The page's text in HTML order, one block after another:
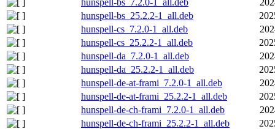
hunspell-bs_25.2.2-1_all.deb
hunspell-cs_7.2.0-1_all.deb
hunspell-cs_25.2.2-1_all.deb
hunspell-da_7.2.0-1_all.deb
hunspell-da_25.2.2-1_all.deb
hunspell-de-at-frami_7.2.0-1_all.deb
hunspell-de-at-frami_25.2.2-1_all.deb
hunspell-de-ch-frami_7.2.0-1_all.deb
hunspell-de-ch-frami_25.2.2-1_all.deb